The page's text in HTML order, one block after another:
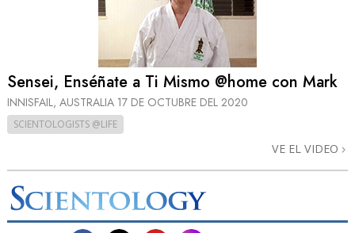
Sensei, Enséñate a Ti Mismo @home con Mark
INNISFAIL, AUSTRALIA 17 DE OCTUBRE DEL 2020
SCIENTOLOGISTS @LIFE
VE EL VIDEO